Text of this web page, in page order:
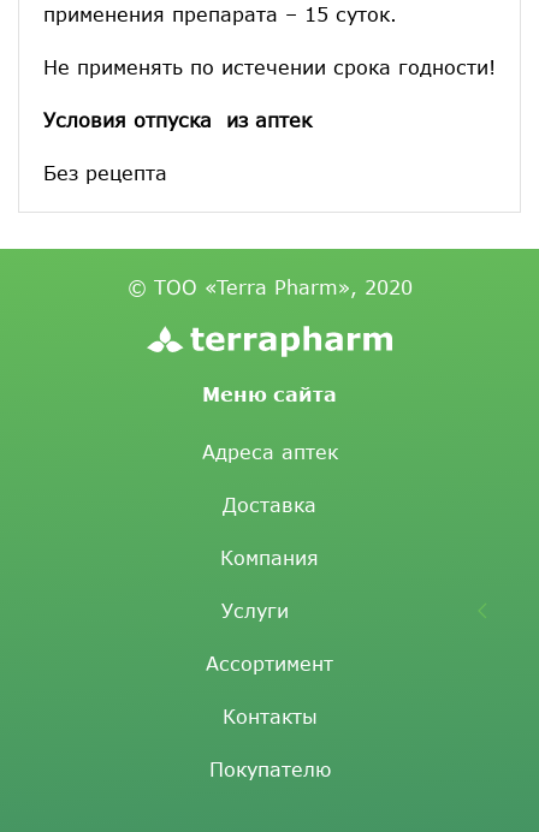
применения препарата – 15 суток.
Не применять по истечении срока годности!
Условия отпуска из аптек
Без рецепта
© ТОО «Terra Pharm», 2020
Меню сайта
Адреса аптек
Доставка
Компания
Услуги
Ассортимент
Контакты
Покупателю